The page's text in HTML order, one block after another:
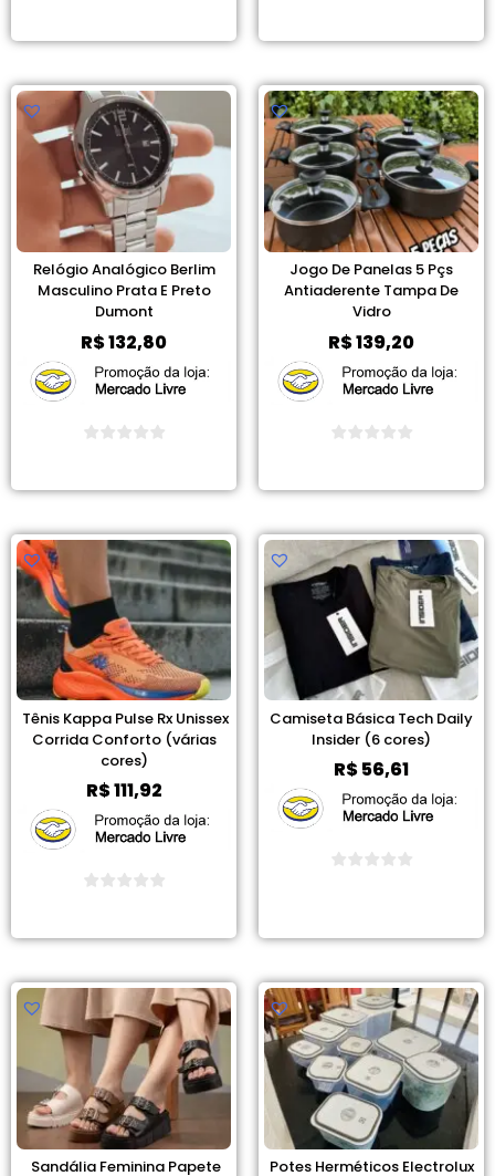
Relógio Analógico Berlim
Masculino Prata E Preto
Dumont
R$132,80
Jogo De Panelas 5 Pçs
Antiaderente Tampa De
Vidro
R$139,20
Tênis Kappa Pulse Rx Unissex
Corrida Conforto (várias
cores)
R$111,92
Camiseta Básica Tech Daily
Insider (6 cores)
R$56,61
Sandália Feminina Papete
Potes Herméticos Electrolux